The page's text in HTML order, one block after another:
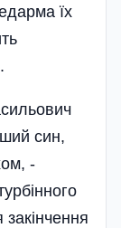
їх
син,
-